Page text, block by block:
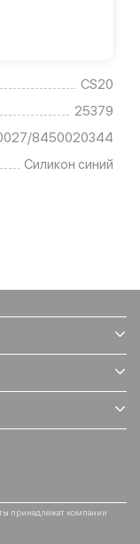
CS20
25379
8450020344
Силикон синий
принадлежат компании